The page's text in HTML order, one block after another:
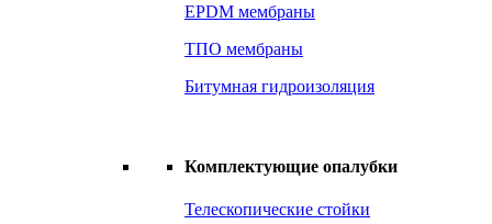
EPDM мембраны
ТПО мембраны
Битумная гидроизоляция
Комплектующие опалубки
Телескопические стойки